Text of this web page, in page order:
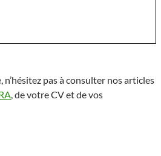
n’hésitez pas à consulter nos articles
, de votre CV et de vos